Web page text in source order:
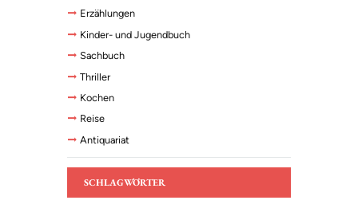
Erzählungen
Kinder- und Jugendbuch
Sachbuch
Thriller
Kochen
Reise
Antiquariat
SCHLAGWÖRTER